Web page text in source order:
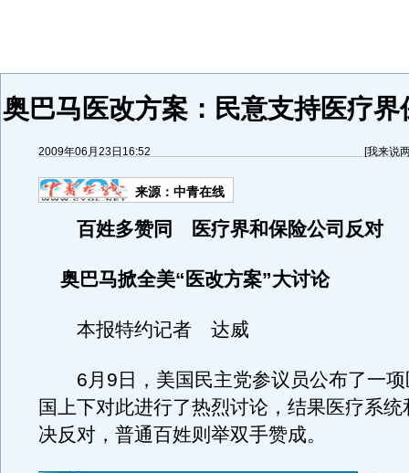
奥巴马医改方案：民意支持医疗界
2009年06月23日16:52 [我来说
来源： 中青在线
百姓多赞同 医疗界和保险公司反对
奥巴马掀全美“医改方案”大讨论
本报特约记者 达威
6月9日，美国民主党参议员公布了一项
国上下对此进行了热烈讨论，结果医疗系
决反对，普通百姓则举双手赞成。